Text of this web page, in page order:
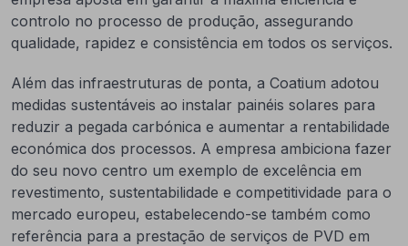
controlo no processo de produção, assegurando
qualidade, rapidez e consistência em todos os serviços.
Além das infraestruturas de ponta, a Coatium adotou
medidas sustentáveis ao instalar painéis solares para
reduzir a pegada carbónica e aumentar a rentabilidade
económica dos processos. A empresa ambiciona fazer
do seu novo centro um exemplo de excelência em
revestimento, sustentabilidade e competitividade para o
mercado europeu, estabelecendo-se também como
referência para a prestação de serviços de PVD em